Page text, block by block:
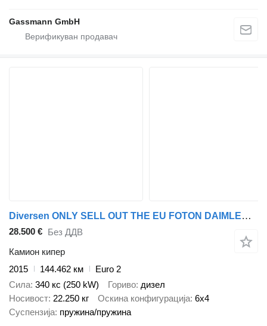
Gassmann GmbH
Diversen ONLY SELL OUT THE EU FOTON DAIMLER TX 3234 6X4
28.500 € Без ДДВ
Камион кипер
2015
144.462 км
Euro 2
Сила 340 кс (250 kW) Гориво дизел
Носивост 22.250 кг Оскина конфигурација 6x4
Суспензија пружина/пружина